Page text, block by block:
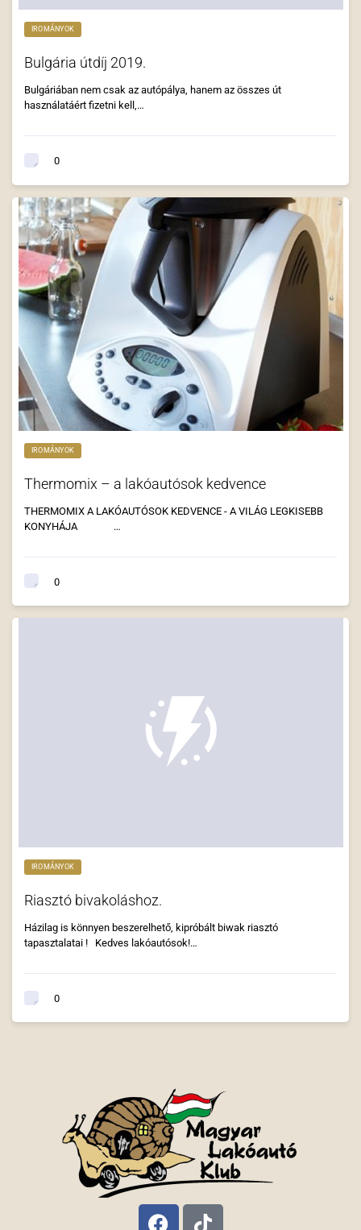
IROMÁNYOK
Bulgária útdíj 2019.
Bulgáriában nem csak az autópálya, hanem az összes út
használatáért fizetni kell,…
0
IROMÁNYOK
Thermomix – a lakóautósok kedvence
THERMOMIX A LAKÓAUTÓSOK KEDVENCE - A VILÁG LEGKISEBB
KONYHÁJA …
0
IROMÁNYOK
Riasztó bivakoláshoz.
Házilag is könnyen beszerelhető, kipróbált biwak riasztó
tapasztalatai ! Kedves lakóautósok!…
0